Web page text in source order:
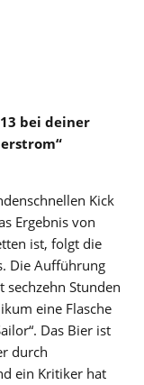
bei deiner
Kick
Ergebnis von
ist, folgt die
Die Aufführung
sechzehn Stunden
eine Flasche
Das Bier ist
durch
ein Kritiker hat